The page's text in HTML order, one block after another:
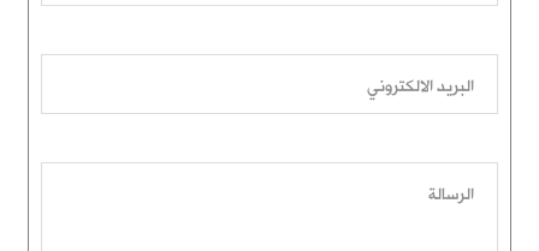
البريد الالكتروني
الرسالة